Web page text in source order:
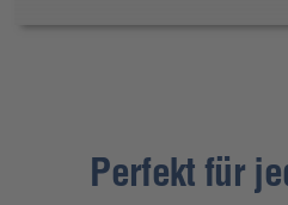
Perfekt für